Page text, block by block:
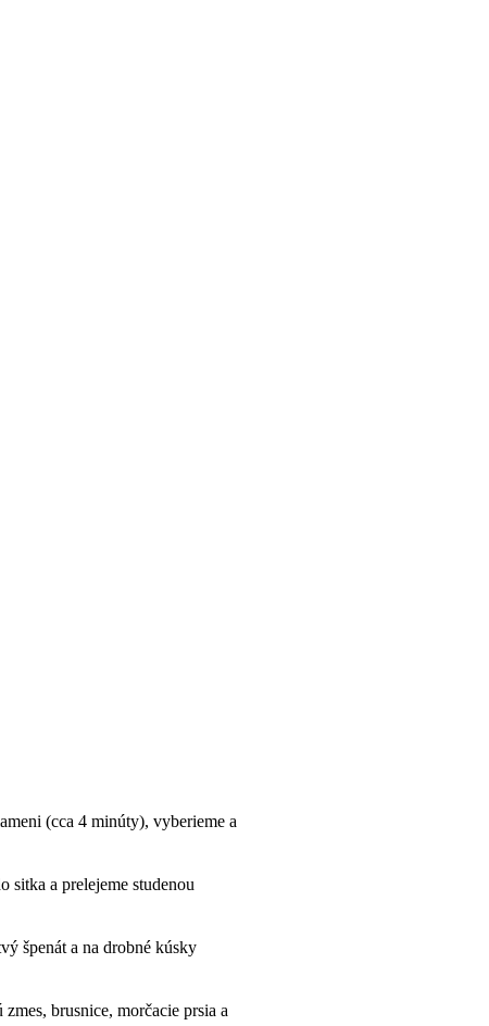
(cca 4 minúty), vyberieme a
sitka a prelejeme studenou
špenát a na drobné kúsky
brusnice, morčacie prsia a